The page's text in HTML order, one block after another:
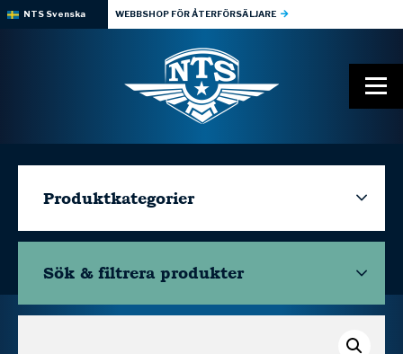
NTS Svenska WEBBSHOP FÖR ÅTERFÖRSÄLJARE
Produktkategorier
Sök & filtrera produkter